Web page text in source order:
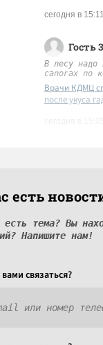
сегодня в 15:11
Гость
В лесу надо
сапогах по
Врачи КДМЦ
после укуса
есть
тема? Вы
Напишите нам!
связаться?